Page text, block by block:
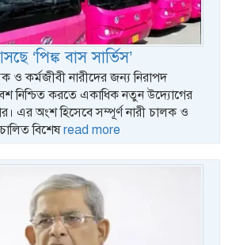
‘পিঙ্ক বাস সার্ভিস’
ও কর্মজীবী নারীদের জন্য নিরাপদ
নিশ্চিত করতে একাধিক নতুন উদ্যোগের
এর অংশ হিসেবে সম্পূর্ণ নারী চালক ও
বিশেষread more